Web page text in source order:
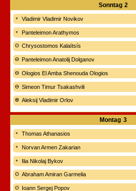
Sonntag 2
Vladimir Vladimir Novikov
Panteleimon Arathymos
Chrysostomos Kalaïtsís
Panteleimon Anatolij Dolganov
Ologios El Amba Shenouda Ologios
Simeon Timur Tsakashvili
Aleksij Vladimir Orlov
Montag 3
Thomas Athanasios
Norvan Armen Zakarian
Ilia Nikolaj Bykov
Abraham Amiran Garmelia
Ioann Sergej Popov